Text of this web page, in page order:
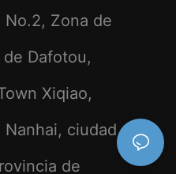
No.2, Zona de
Dafotou,
Xiqiao,
ciudad de
de